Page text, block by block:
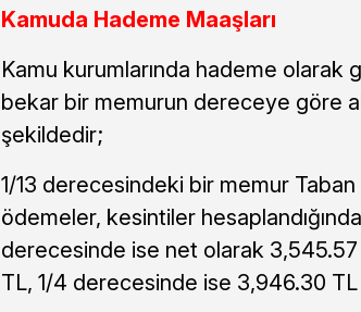
Kamuda Hademe Maaşları
Kamu kurumlarında hademe olarak
bekar bir memurun dereceye göre
şekildedir;
1/13 derecesindeki bir memur Taban
ödemeler, kesintiler
derecesinde ise net olarak
TL, 1/4 derecesinde ise 3,946.30 TL